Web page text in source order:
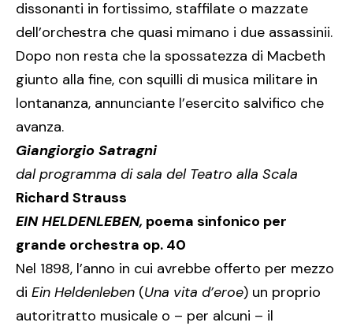
dissonanti in fortissimo, staffilate o mazzate
dell’orchestra che quasi mimano i due assassinii.
Dopo non resta che la spossatezza di Macbeth
giunto alla fine, con squilli di musica militare in
lontananza, annunciante l’esercito salvifico che
avanza.
Giangiorgio Satragni
dal programma di sala del Teatro alla Scala
Richard Strauss
EIN HELDENLEBEN, poema sinfonico per
grande orchestra op. 40
Nel 1898, l’anno in cui avrebbe offerto per mezzo
di Ein Heldenleben (Una vita d’eroe) un proprio
autoritratto musicale o – per alcuni – il